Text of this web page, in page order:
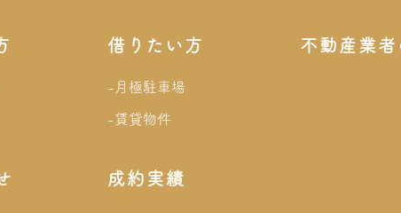
借りたい方
-月極駐車場
-賃貸物件
不動産業者
成約実績